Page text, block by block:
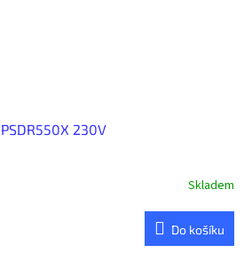
PSDR550X 230V
Skladem
Do košíku